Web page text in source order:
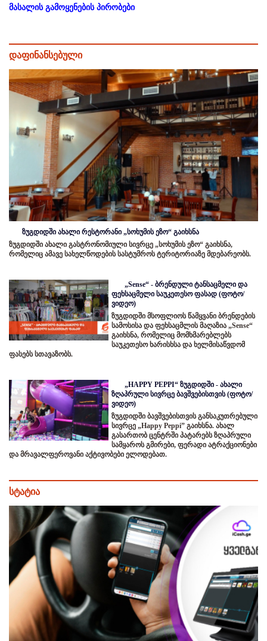
მასალის გამოყენების პირობები
დაფინანსებული
ზუგდიდში ახალი რესტორანი „სოხუმის ეზო“ გაიხსნა
ზუგდიდში ახალი გასტრონომიული სივრცე „სოხუმის ეზო“ გაიხსნა,
რომელიც ამავე სახელწოდების სასტუმროს ტერიტორიაზე მდებარეობს.
„Sense“ - ბრენდული ტანსაცმელი და
ფეხსაცმელი საუკეთესო ფასად (ფოტო/
ვიდეო)
ზუგდიდში მსოფლიოს წამყვანი ბრენდების
სამოსისა და ფეხსაცმლის მაღაზია „Sense“
გაიხსნა, რომელიც მომხმარებლებს
საუკეთესო ხარისხსა და ხელმისაწვდომ
ფასებს სთავაზობს.
„HAPPY PEPPI“ ზუგდიდში - ახალი
ზღაპრული სივრცე ბავშვებისთვის (ფოტო/
ვიდეო)
ზუგდიდში ბავშვებისთვის განსაკუთრებული
სივრცე „Happy Peppi” გაიხსნა. ახალ
გასართობ ცენტრში პატარებს ზღაპრული
სამყაროს გმირები, ფერადი ატრაქციონები
და მრავალფეროვანი აქტივობები ელოდებათ.
სტატია